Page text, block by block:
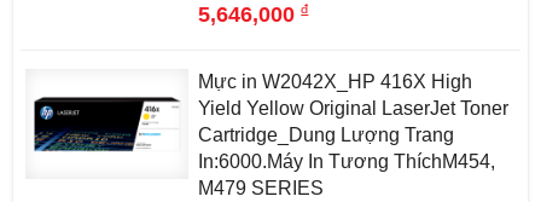
5,646,000đ
Mực in W2042X_HP 416X High
Yield Yellow Original LaserJet Toner
Cartridge_Dung Lượng Trang
In:6000.Máy In Tương ThíchM454,
M479 SERIES